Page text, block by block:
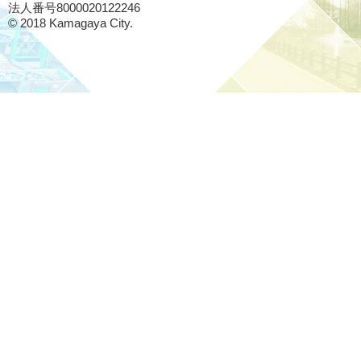
法人番号8000020122246
© 2018 Kamagaya City.